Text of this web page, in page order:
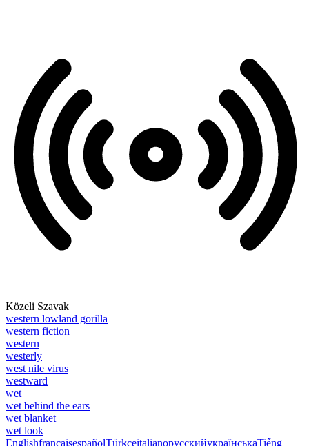
Közeli Szavak
western lowland gorilla
western fiction
western
westerly
west nile virus
westward
wet
wet behind the ears
wet blanket
wet look
EnglishfrançaisespañolTürkçeitalianoрусскийукраїнськаTiếng